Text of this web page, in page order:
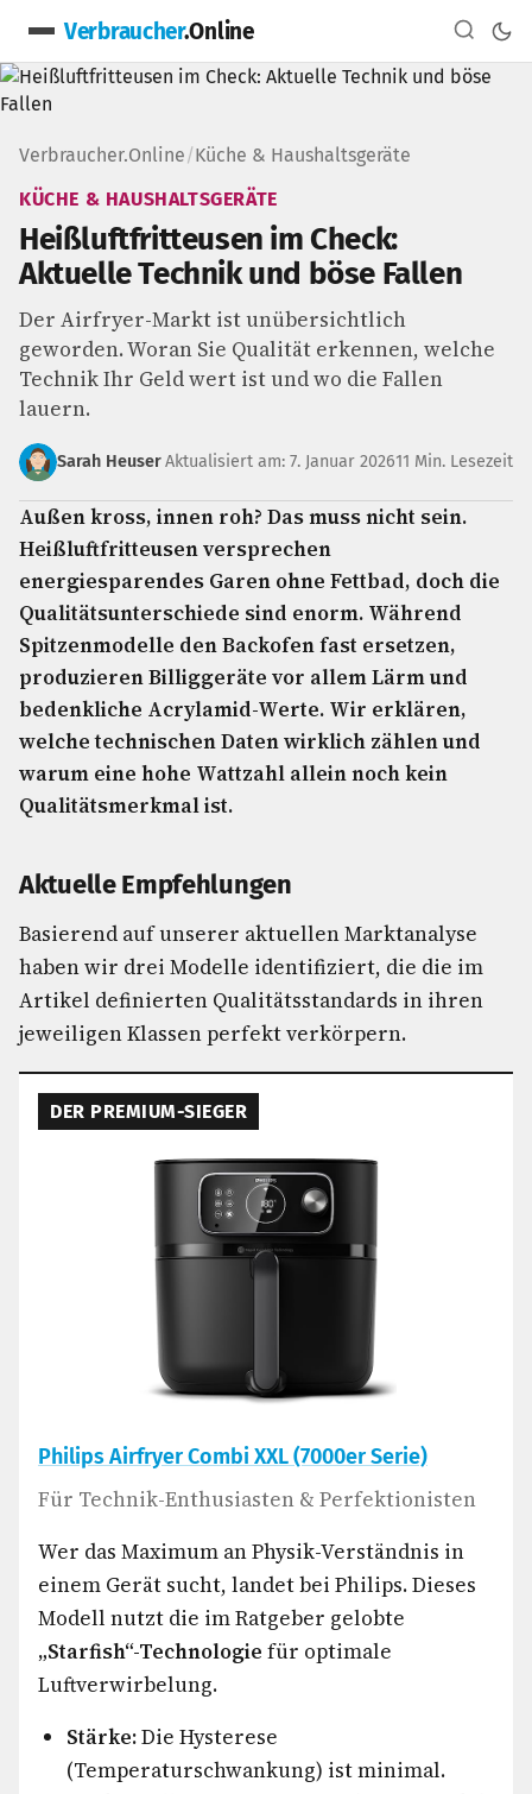
Verbraucher.Online
Verbraucher.Online/Küche & Haushaltsgeräte
KÜCHE & HAUSHALTSGERÄTE
Heißluftfritteusen im Check:
Aktuelle Technik und böse Fallen
Der Airfryer-Markt ist unübersichtlich
geworden. Woran Sie Qualität erkennen, welche
Technik Ihr Geld wert ist und wo die Fallen
lauern.
Sarah HeuserAktualisiert am: 7. Januar 202611 Min. Lesezeit
Außen kross, innen roh? Das muss nicht sein.
Heißluftfritteusen versprechen
energiesparendes Garen ohne Fettbad, doch die
Qualitätsunterschiede sind enorm. Während
Spitzenmodelle den Backofen fast ersetzen,
produzieren Billiggeräte vor allem Lärm und
bedenkliche Acrylamid-Werte. Wir erklären,
welche technischen Daten wirklich zählen und
warum eine hohe Wattzahl allein noch kein
Qualitätsmerkmal ist.
Aktuelle Empfehlungen
Basierend auf unserer aktuellen Marktanalyse
haben wir drei Modelle identifiziert, die die im
Artikel definierten Qualitätsstandards in ihren
jeweiligen Klassen perfekt verkörpern.
DER PREMIUM-SIEGER
Philips Airfryer Combi XXL (7000er Serie)
Für Technik-Enthusiasten & Perfektionisten
Wer das Maximum an Physik-Verständnis in
einem Gerät sucht, landet bei Philips. Dieses
Modell nutzt die im Ratgeber gelobte
„Starfish“-Technologie für optimale
Luftverwirbelung.
Stärke:Die Hysterese
(Temperaturschwankung) ist minimal.